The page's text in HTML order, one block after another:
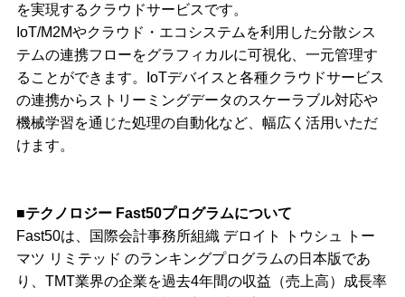
を実現するクラウドサービスです。
IoT/M2Mやクラウド・エコシステムを利用した分散シス
テムの連携フローをグラフィカルに可視化、一元管理す
ることができます。IoTデバイスと各種クラウドサービス
の連携からストリーミングデータのスケーラブル対応や
機械学習を通じた処理の自動化など、幅広く活用いただ
けます。
■テクノロジー Fast50プログラムについて
Fast50は、国際会計事務所組織 デロイト トウシュ トー
マツ リミテッド のランキングプログラムの日本版であ
り、TMT業界の企業を過去4年間の収益（売上高）成長率